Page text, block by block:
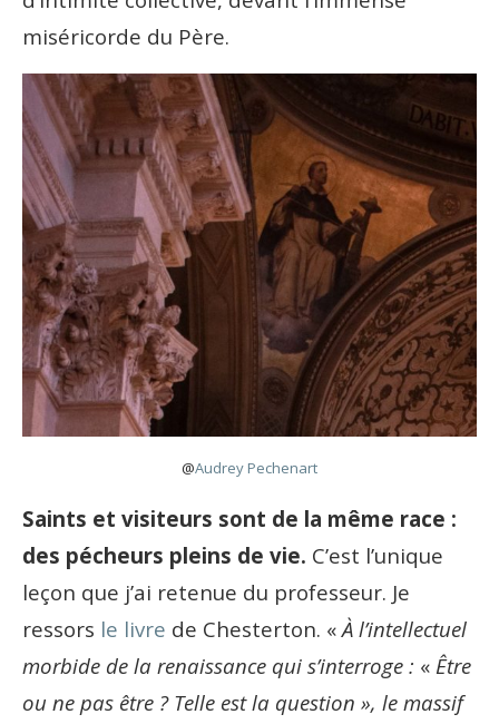
miséricorde du Père.
@Audrey Pechenart
Saints et visiteurs sont de la même race :
des pécheurs pleins de vie. C’est l’unique
leçon que j’ai retenue du professeur. Je
ressors le livre de Chesterton. «À l’intellectuel
morbide de la renaissance qui s’interroge : « Être
ou ne pas être ? Telle est la question », le massif